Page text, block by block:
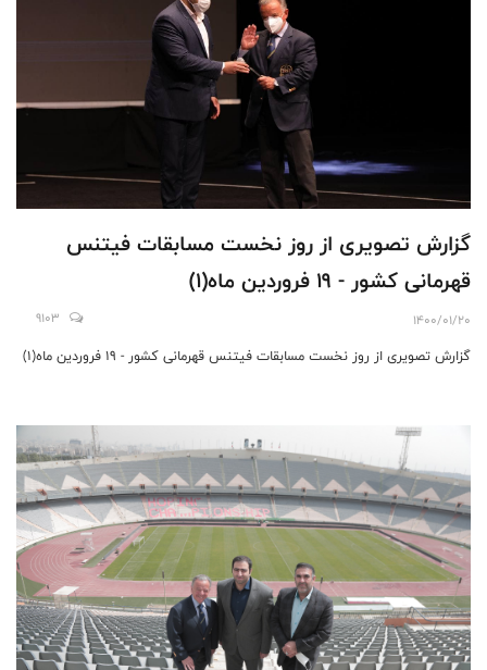
گزارش تصویری از روز نخست مسابقات فیتنس
قهرمانی کشور - 19 فروردین ماه(1)
1400/01/20
9103
گزارش تصویری از روز نخست مسابقات فیتنس قهرمانی کشور - 19 فروردین ماه(1)